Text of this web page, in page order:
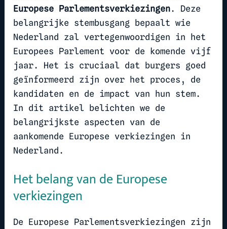
Europese Parlementsverkiezingen. Deze
belangrijke stembusgang bepaalt wie
Nederland zal vertegenwoordigen in het
Europees Parlement voor de komende vijf
jaar. Het is cruciaal dat burgers goed
geïnformeerd zijn over het proces, de
kandidaten en de impact van hun stem.
In dit artikel belichten we de
belangrijkste aspecten van de
aankomende Europese verkiezingen in
Nederland.
Het belang van de Europese
verkiezingen
De Europese Parlementsverkiezingen zijn